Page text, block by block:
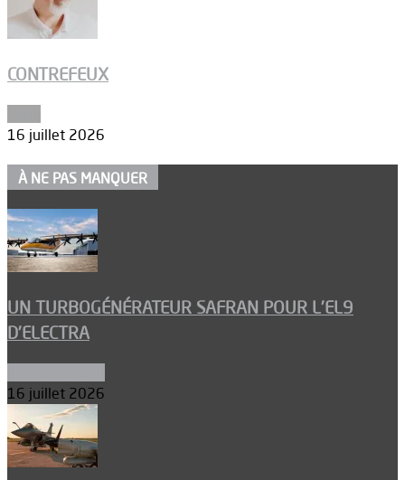
CONTREFEUX
16 juillet 2026
À NE PAS MANQUER
UN TURBOGÉNÉRATEUR SAFRAN POUR L’EL9
D’ELECTRA
16 juillet 2026